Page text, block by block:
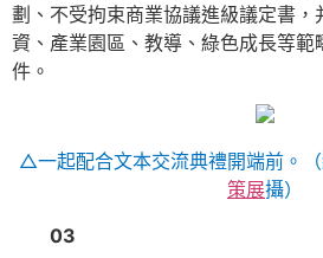
劃、不受拘束商業協議進級議定書，
資、產業園區、教導、綠色成長等範
件。
△一起配合文本交流典禮開端前。
策展攝）
03